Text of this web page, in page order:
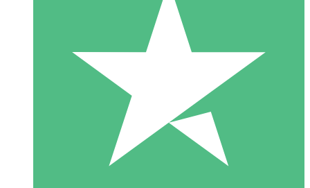
Individuella Kreditpaket
Betala per användning med nedladdningskrediter. Inget
1 Nedladdningar
10 00